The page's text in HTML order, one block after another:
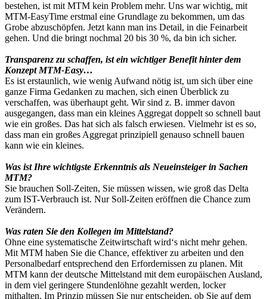
bestehen, ist mit MTM kein Problem mehr. Uns war wichtig, mit
MTM-EasyTime erstmal eine Grundlage zu bekommen, um das
Grobe abzuschöpfen. Jetzt kann man ins Detail, in die Feinarbeit
gehen. Und die bringt nochmal 20 bis 30 %, da bin ich sicher.
Transparenz zu schaffen, ist ein wichtiger Benefit hinter dem
Konzept MTM-Easy…
Es ist erstaunlich, wie wenig Aufwand nötig ist, um sich über eine
ganze Firma Gedanken zu machen, sich einen Überblick zu
verschaffen, was überhaupt geht. Wir sind z. B. immer davon
ausgegangen, dass man ein kleines Aggregat doppelt so schnell baut
wie ein großes. Das hat sich als falsch erwiesen. Vielmehr ist es so,
dass man ein großes Aggregat prinzipiell genauso schnell bauen
kann wie ein kleines.
Was ist Ihre wichtigste Erkenntnis als Neueinsteiger in Sachen
MTM?
Sie brauchen Soll-Zeiten, Sie müssen wissen, wie groß das Delta
zum IST-Verbrauch ist. Nur Soll-Zeiten eröffnen die Chance zum
Verändern.
Was raten Sie den Kollegen im Mittelstand?
Ohne eine systematische Zeitwirtschaft wird‘s nicht mehr gehen.
Mit MTM haben Sie die Chance, effektiver zu arbeiten und den
Personalbedarf entsprechend den Erfordernissen zu planen. Mit
MTM kann der deutsche Mittelstand mit dem europäischen Ausland,
in dem viel geringere Stundenlöhne gezahlt werden, locker
mithalten. Im Prinzip müssen Sie nur entscheiden, ob Sie auf dem